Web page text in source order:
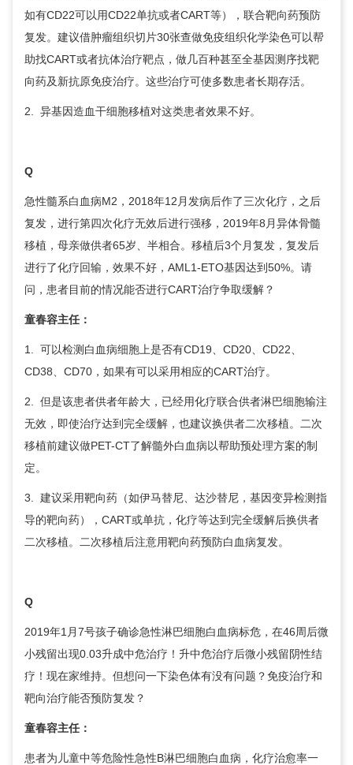
如有CD22可以用CD22单抗或者CART等），联合靶向药预防
复发。建议借肿瘤组织切片30张查做免疫组织化学染色可以帮
助找CART或者抗体治疗靶点，做几百种甚至全基因测序找靶
向药及新抗原免疫治疗。这些治疗可使多数患者长期存活。
2. 异基因造血干细胞移植对这类患者效果不好。
Q
急性髓系白血病M2，2018年12月发病后作了三次化疗，之后
复发，进行第四次化疗无效后进行强移，2019年8月异体骨髓
移植，母亲做供者65岁、半相合。移植后3个月复发，复发后
进行了化疗回输，效果不好，AML1-ETO基因达到50%。请
问，患者目前的情况能否进行CART治疗争取缓解？
童春容主任：
1. 可以检测白血病细胞上是否有CD19、CD20、CD22、
CD38、CD70，如果有可以采用相应的CART治疗。
2. 但是该患者供者年龄大，已经用化疗联合供者淋巴细胞输注
无效，即使治疗达到完全缓解，也建议换供者二次移植。二次
移植前建议做PET-CT了解髓外白血病以帮助预处理方案的制
定。
3. 建议采用靶向药（如伊马替尼、达沙替尼，基因变异检测指
导的靶向药），CART或单抗，化疗等达到完全缓解后换供者
二次移植。二次移植后注意用靶向药预防白血病复发。
Q
2019年1月7号孩子确诊急性淋巴细胞白血病标危，在46周后微
小残留出现0.03升成中危治疗！升中危治疗后微小残留阴性结
疗！现在家维持。但想问一下染色体有没有问题？免疫治疗和
靶向治疗能否预防复发？
童春容主任：
患者为儿童中等危险性急性B淋巴细胞白血病，化疗治愈率一